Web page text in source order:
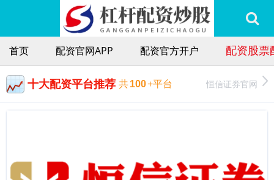
首页 配资官网APP 配资官方开户 配资股票
十大配资平台推荐 共100+平台 恒信证券官网